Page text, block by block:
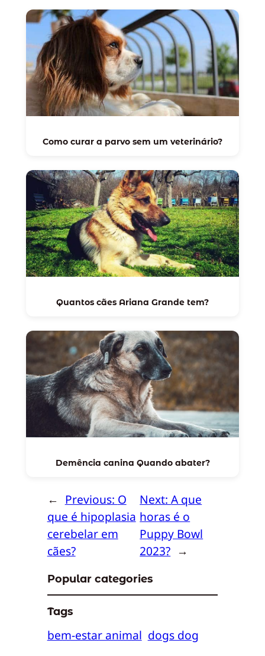
Como curar a parvo sem um veterinário?
Quantos cães Ariana Grande tem?
Demência canina Quando abater?
← Previous: O
que é hipoplasia
cerebelar em
cães?
Next:A que
horas é o
Puppy Bowl
2023? →
Popular categories
Tags
bem-estar animal dogs dog